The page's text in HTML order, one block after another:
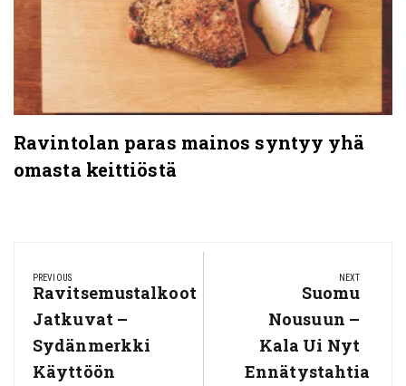
Ravintolan paras mainos syntyy yhä
omasta keittiöstä
selaus
PREVIOUS
Previous
Post:
Ravitsemustalkoot
Jatkuvat –
Sydänmerkki
Käyttöön
NEXT
Next
Post:
Suomu
Nousuun –
Kala Ui Nyt
Ennätystahtia